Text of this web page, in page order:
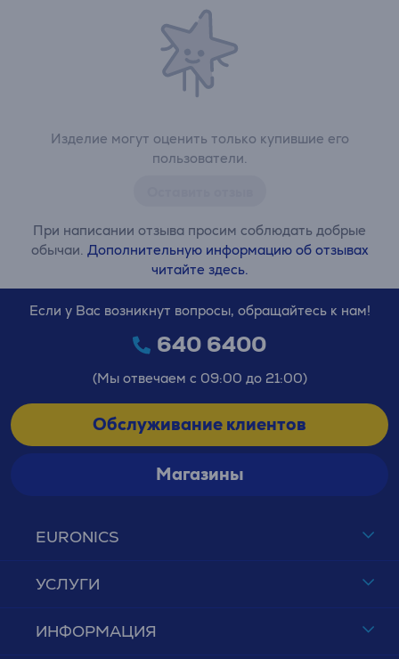
Изделие могут оценить только купившие его
пользователи.
При написании отзыва просим соблюдать добрые
обычаи. Дополнительную информацию об отзывах
читайте здесь.
EURONICS
УСЛУГИ
ИНФОРМАЦИЯ
Если у Вас возникнут вопросы, обращайтесь к нам!
640 6400
(Мы отвечаем с 09:00 до 21:00)
Обслуживание клиентов
Магазины